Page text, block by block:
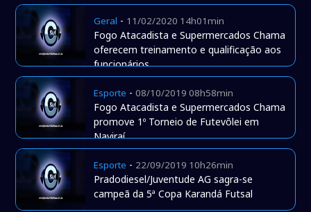
Geral - 11/02/2020 14h01min
Fogo Atacadista e Supermercados Chama
oferecem treinamento e qualificação aos
funcionários
Esporte -08/10/2019 08h58min
Fogo Atacadista e Supermercados Chama
promove 1º Torneio de Futevôlei em
Naviraí.
Esporte - 22/09/2019 10h26min
Pradodiesel/Juventude AG sagra-se
campeã da 5ª Copa Karandá Futsal